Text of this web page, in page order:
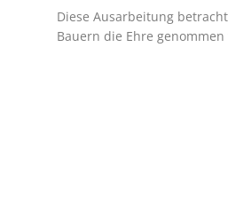
Diese Ausarbeitung
Bauern die Ehre